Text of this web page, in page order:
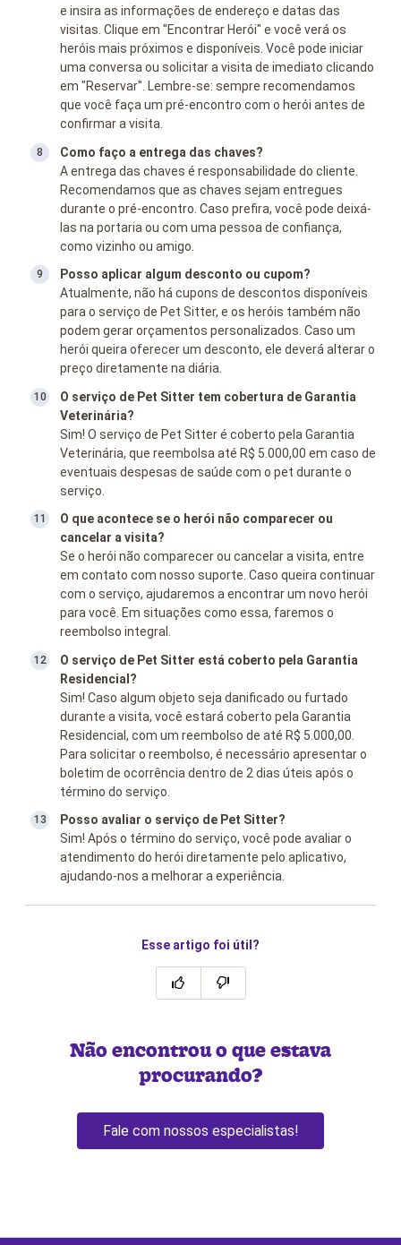
e insira as informações de endereço e datas das
visitas. Clique em "Encontrar Herói" e você verá os
heróis mais próximos e disponíveis. Você pode iniciar
uma conversa ou solicitar a visita de imediato clicando
em "Reservar". Lembre-se: sempre recomendamos
que você faça um pré-encontro com o herói antes de
confirmar a visita.
Como faço a entrega das chaves?
A entrega das chaves é responsabilidade do cliente.
Recomendamos que as chaves sejam entregues
durante o pré-encontro. Caso prefira, você pode deixá-
las na portaria ou com uma pessoa de confiança,
como vizinho ou amigo.
Posso aplicar algum desconto ou cupom?
Atualmente, não há cupons de descontos disponíveis
para o serviço de Pet Sitter, e os heróis também não
podem gerar orçamentos personalizados. Caso um
herói queira oferecer um desconto, ele deverá alterar o
preço diretamente na diária.
O serviço de Pet Sitter tem cobertura de Garantia
Veterinária?
Sim! O serviço de Pet Sitter é coberto pela Garantia
Veterinária, que reembolsa até R$ 5.000,00 em caso de
eventuais despesas de saúde com o pet durante o
serviço.
O que acontece se o herói não comparecer ou
cancelar a visita?
Se o herói não comparecer ou cancelar a visita, entre
em contato com nosso suporte. Caso queira continuar
com o serviço, ajudaremos a encontrar um novo herói
para você. Em situações como essa, faremos o
reembolso integral.
O serviço de Pet Sitter está coberto pela Garantia
Residencial?
Sim! Caso algum objeto seja danificado ou furtado
durante a visita, você estará coberto pela Garantia
Residencial, com um reembolso de até R$ 5.000,00.
Para solicitar o reembolso, é necessário apresentar o
boletim de ocorrência dentro de 2 dias úteis após o
término do serviço.
Posso avaliar o serviço de Pet Sitter?
Sim! Após o término do serviço, você pode avaliar o
atendimento do herói diretamente pelo aplicativo,
ajudando-nos a melhorar a experiência.
Esse artigo foi útil?
Não encontrou o que estava
procurando?
Fale com nossos especialistas!